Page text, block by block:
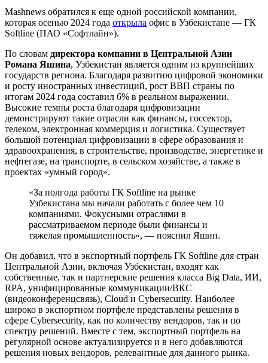
Mashnews обратился к еще одной российской компании,
которая осенью 2024 года открыла офис в Узбекистане — ГК
Softline (ПАО «Софтлайн»).
По словам директора компании в Центральной Азии
Романа Яшина, Узбекистан является одним из крупнейших
государств региона. Благодаря развитию цифровой экономики
и росту иностранных инвестиций, рост ВВП страны по
итогам 2024 года составил 6% в реальном выражении.
Высокие темпы роста благодаря цифровизации
демонстрируют такие отрасли как финансы, госсектор,
телеком, электронная коммерция и логистика. Существует
большой потенциал цифровизации в сфере образования и
здравоохранения, в строительстве, производстве, энергетике и
нефтегазе, на транспорте, в сельском хозяйстве, а также в
проектах «умный город».
«За полгода работы ГК Softline на рынке
Узбекистана мы начали работать с более чем 10
компаниями. Фокусными отраслями в
рассматриваемом периоде были финансы и
тяжелая промышленность», — пояснил Яшин.
Он добавил, что в экспортный портфель ГК Softline для стран
Центральной Азии, включая Узбекистан, входят как
собственные, так и партнерские решения класса Big Data, ИИ,
RPA, унифицированные коммуникации/ВКС
(видеоконференцсвязь), Cloud и Cybersecurity. Наиболее
широко в экспортном портфеле представлены решения в
сфере Cybersecurity, как по количеству вендоров, так и по
спектру решений. Вместе с тем, экспортный портфель на
регулярной основе актуализируется и в него добавляются
решения новых вендоров, релевантные для данного рынка.